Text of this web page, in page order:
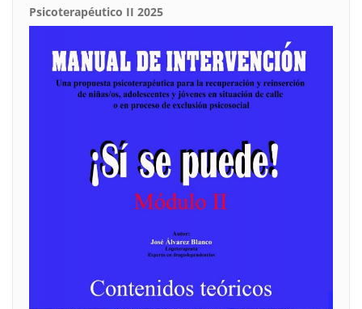
Psicoterapéutico II 2025